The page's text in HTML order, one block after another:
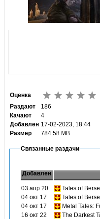
Оценка
Раздают
186
Качают
4
Добавлен 17-02-2023, 18:44
Размер
784.58 MB
Связанные раздачи
Добавлен
03 апр 20
Tales of
04 окт 17
Tales of
04 окт 17
Metal Tales:
16 окт 22
The Darkest